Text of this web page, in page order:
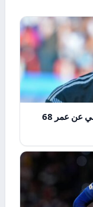
وفاة والد ليونيل ميسي: رحيل خورخي ميسي عن عمر 68